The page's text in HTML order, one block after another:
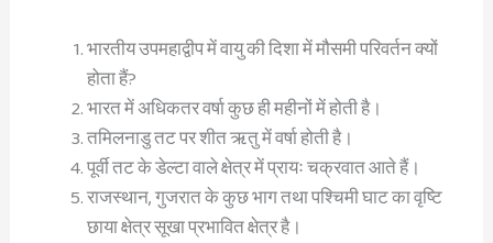
भारतीय उपमहाद्वीप में वायु की दिशा में मौसमी परिवर्तन क्यों
होता हैं?
भारत में अधिकतर वर्षा कुछ ही महीनों में होती है।
तमिलनाडु तट पर शीत ऋतु में वर्षा होती है।
पूर्वी तट के डेल्टा वाले क्षेत्र में प्रायः चक्रवात आते हैं।
राजस्थान, गुजरात के कुछ भाग तथा पश्चिमी घाट का वृष्टि
छाया क्षेत्र सूखा प्रभावित क्षेत्र है।